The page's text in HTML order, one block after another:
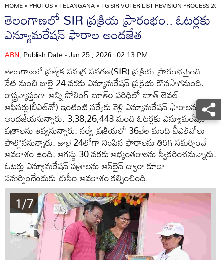
HOME»PHOTOS»TELANGANA»TG SIR VOTER LIST REVISION PROCESS
తెలంగాణలో SIR ప్రక్రియ ప్రారంభం.. ఓటర్లకు
ఎన్యూమరేషన్ ఫారాల అందజేత
ABN, Publish Date - Jun 25 , 2026 | 02:13 PM
తెలంగాణలో ప్రత్యేక సమగ్ర సవరణ(SIR) ప్రక్రియ ప్రారంభమైంది.
నేటి నుంచి జులై 24 వరకు ఎన్యూమరేషన్ ప్రక్రియ కొనసాగనుంది.
రాష్ట్రవ్యాప్తంగా అన్ని పోలింగ్‌ బూత్‌ల పరిధిలో బూత్‌ లెవల్‌
ఆఫీసర్లు(బీఎల్‌వో) ఇంటింటి సర్వేకు వెళ్లి ఎన్యూమరేషన్‌ ఫారాలను
అందజేయనున్నారు. 3,38,26,448 మంది ఓటర్లకు ఎన్యూమరేషన్‌
పత్రాలను ఇవ్వనున్నారు. సర్వే ప్రక్రియలో 36వేల మంది బీఎల్‌వోలు
పాల్గొననున్నారు. జులై 24లోగా నింపిన ఫారాలను తిరిగి సమర్పించే
అవకాశం ఉంది. ఆగస్టు 30 వరకు అభ్యంతరాలను స్వీకరించనున్నారు.
ఓటర్లు ఎన్యూమరేషన్‌ పత్రాలను ఆన్‌లైన్‌ ద్వారా కూడా
సమర్పించేందుకు ఈసీఐ అవకాశం కల్పించింది.
1/7